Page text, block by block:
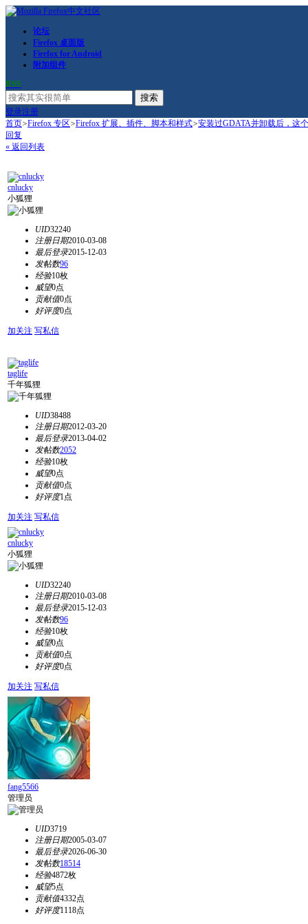
论坛
Firefox 桌面版
Firefox for Android
附加组件
RSS
搜索
登录注册
首页>Firefox 专区>Firefox 扩展、插件、脚本和样式>安装过GDATA并卸载后，这
回复
« 返回列表
cnlucky
小狐狸
UID32240
注册日期2010-03-08
最后登录2015-12-03
发帖数96
经验10枚
威望0点
贡献值0点
好评度0点
加关注 写私信
taglife
千年狐狸
UID38488
注册日期2012-03-20
最后登录2013-04-02
发帖数2052
经验10枚
威望0点
贡献值0点
好评度1点
加关注 写私信
cnlucky
小狐狸
UID32240
注册日期2010-03-08
最后登录2015-12-03
发帖数96
经验10枚
威望0点
贡献值0点
好评度0点
加关注 写私信
fang5566
管理员
UID3719
注册日期2005-03-07
最后登录2026-06-30
发帖数18514
经验4872枚
威望5点
贡献值4332点
好评度1118点